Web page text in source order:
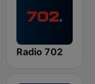
Radio 702